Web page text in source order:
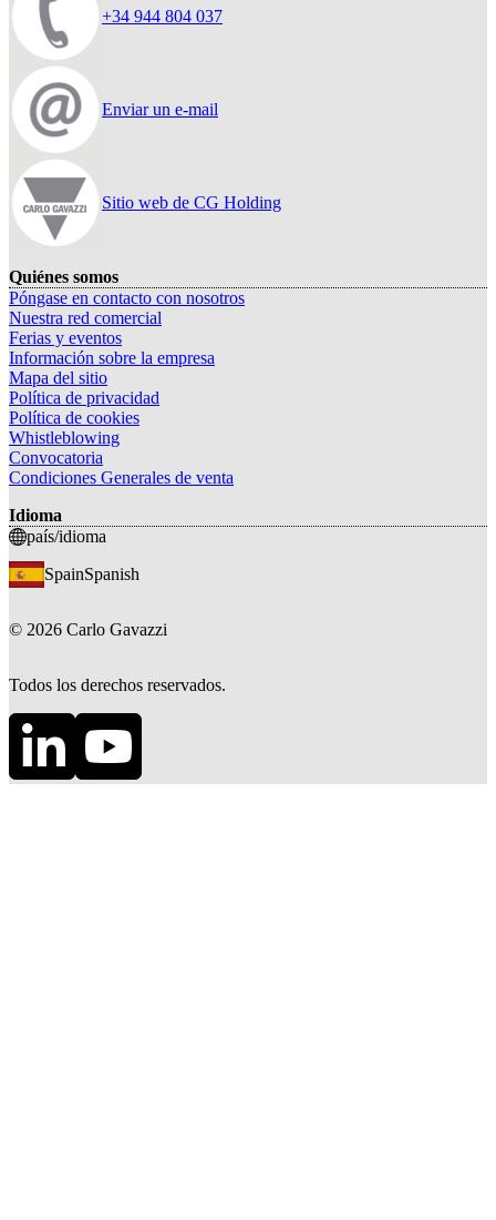
+34 944 804 037
Enviar un e-mail
Sitio web de CG Holding
Quiénes somos
Póngase en contacto con nosotros
Nuestra red comercial
Ferias y eventos
Información sobre la empresa
Mapa del sitio
Política de privacidad
Política de cookies
Whistleblowing
Convocatoria
Condiciones Generales de venta
Idioma
país/idioma
SpainSpanish
© 2026 Carlo Gavazzi
Todos los derechos reservados.